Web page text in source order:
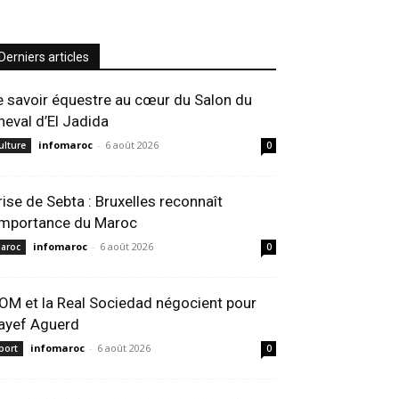
Derniers articles
savoir équestre au cœur du Salon du
d’El Jadida
infomaroc - 6 août 2026 0
de Sebta : Bruxelles reconnaît
du Maroc
infomaroc - 6 août 2026 0
et la Real Sociedad négocient pour
Aguerd
infomaroc - 6 août 2026 0